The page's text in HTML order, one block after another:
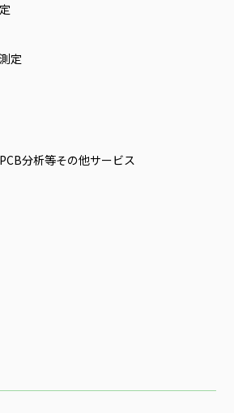
定
分析等その他サービス